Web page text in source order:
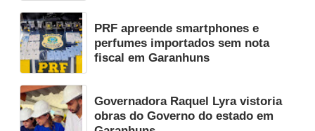
PRF apreende smartphones e
perfumes importados sem nota
fiscal em Garanhuns
Governadora Raquel Lyra vistoria
obras do Governo do estado em